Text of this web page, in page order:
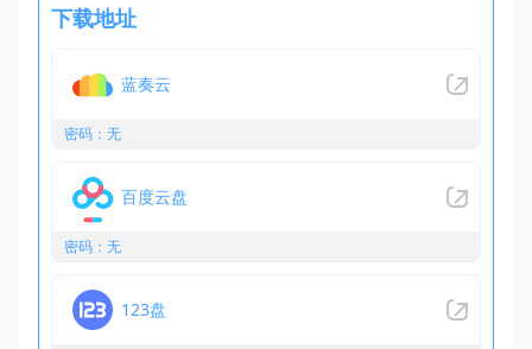
下载地址
蓝奏云
密码：无
百度云盘
密码：无
123盘